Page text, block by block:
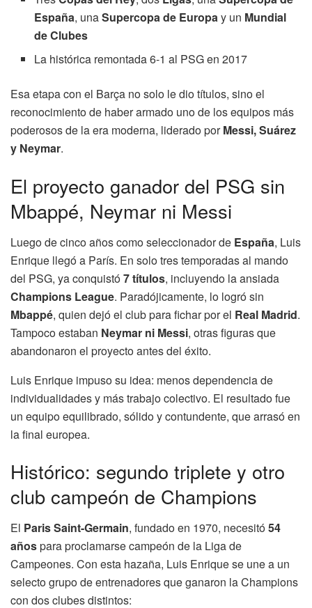
España, unaSupercopa de Europay un Mundial
de Clubes
La histórica remontada 6-1 al PSG en 2017
Esa etapa con el Barça no solo le dio títulos, sino el
reconocimiento de haber armado uno de los equipos más
poderosos de la era moderna, liderado porMessi, Suárez
y Neymar.
El proyecto ganador del PSG sin
Mbappé, Neymar ni Messi
Luego de cinco años como seleccionador de España, Luis
Enrique llegó a París. En solo tres temporadas al mando
del PSG, ya conquistó7 títulos, incluyendo la ansiada
Champions League. Paradójicamente, lo logró sin
Mbappé, quien dejó el club para fichar por el Real Madrid.
Tampoco estaban Neymar ni Messi, otras figuras que
abandonaron el proyecto antes del éxito.
Luis Enrique impuso su idea: menos dependencia de
individualidades y más trabajo colectivo. El resultado fue
un equipo equilibrado, sólido y contundente, que arrasó en
la final europea.
Histórico: segundo triplete y otro
club campeón de Champions
El Paris Saint-Germain, fundado en 1970, necesitó54
añospara proclamarse campeón de la Liga de
Campeones. Con esta hazaña, Luis Enrique se une a un
selecto grupo de entrenadores que ganaron la Champions
con dos clubes distintos: